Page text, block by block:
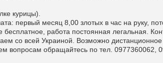
курицы).
первый месяц 8,00 злотых в час на руку,
бесплатное, работа постоянная легальная.
со всей Украиной. Возможно
вопросам обращайтесь по тел. 0977360062,